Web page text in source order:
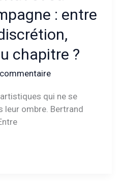
: entre
chapitre ?
qui ne se
leur ombre. Bertrand